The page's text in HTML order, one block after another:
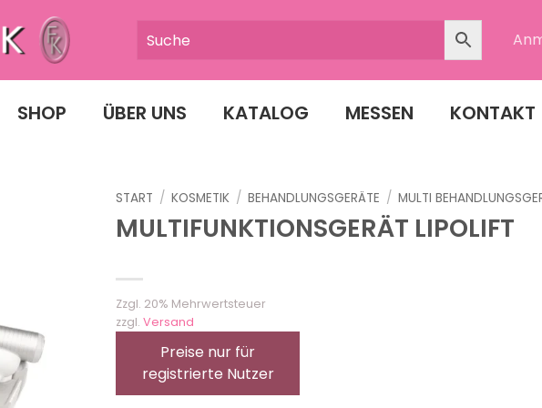
SHOP ÜBER UNS KATALOG MESSEN KONTAKT
START / KOSMETIK / BEHANDLUNGSGERÄTE / MULTI
MULTIFUNKTIONSGERÄT LIPOLIFT
Zzgl. 20% Mehrwertsteuer
zzgl. Versand
Preise nur für
registrierte Nutzer